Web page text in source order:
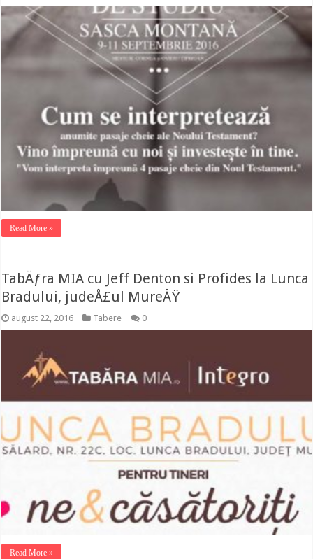
Read More »
TabÄƒra MIA cu Jeff Denton si Profides la Lunca
Bradului, judeÅ£ul MureÅŸ
august 22, 2016 Tabere 0
Read More »